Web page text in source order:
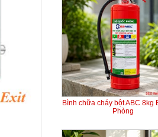
Bình chữa cháy bột ABC 8kg
Phòng